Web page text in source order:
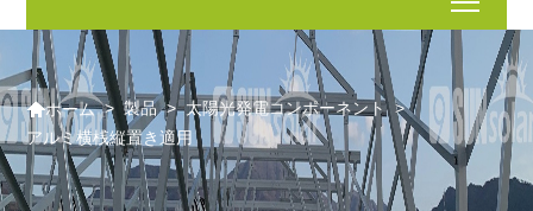
ホーム > 製品 > 太陽光発電コンポーネント >
アルミ横桟縦置き適用